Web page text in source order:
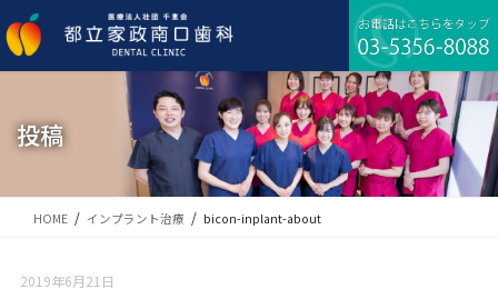
ン
テ
ビ
ゲ
移
投稿
HOME インプラント治療 bicon-inplant-about
2019年6月21日